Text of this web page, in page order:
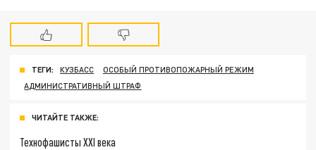
ТЕГИ: КУЗБАСС
ОСОБЫЙ ПРОТИВОПОЖАРНЫЙ РЕЖИМ
АДМИНИСТРАТИВНЫЙ ШТРАФ
ЧИТАЙТЕ ТАКЖЕ:
Технофашисты XXI века